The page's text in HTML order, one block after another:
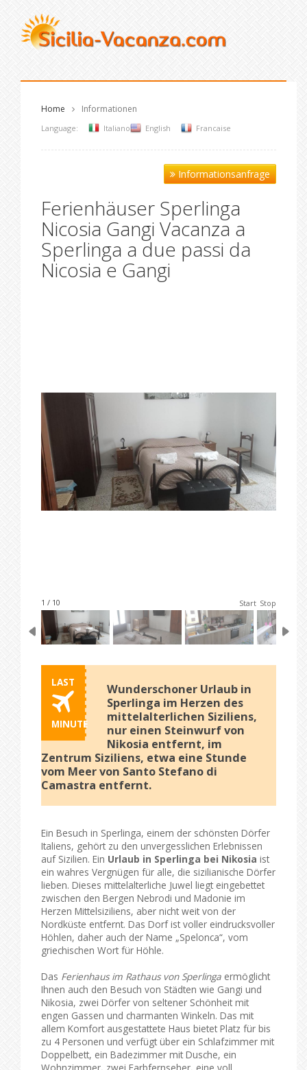
Home Informationen
Language: Italiano English Francaise
Informationsanfrage
Ferienhäuser Sperlinga
Nicosia Gangi Vacanza a
Sperlinga a due passi da
Nicosia e Gangi
1 / 10 Start Stop
LAST
MINUTE
Wunderschoner Urlaub in
Sperlinga im Herzen des
mittelalterlichen Siziliens,
nur einen Steinwurf von
Nikosia entfernt, im
Zentrum Siziliens, etwa eine Stunde
vom Meer von Santo Stefano di
Camastra entfernt.
Ein Besuch in Sperlinga, einem der schönsten Dörfer
Italiens, gehört zu den unvergesslichen Erlebnissen
auf Sizilien. Ein Urlaub in Sperlinga bei Nikosia ist
ein wahres Vergnügen für alle, die sizilianische Dörfer
lieben. Dieses mittelalterliche Juwel liegt eingebettet
zwischen den Bergen Nebrodi und Madonie im
Herzen Mittelsiziliens, aber nicht weit von der
Nordküste entfernt. Das Dorf ist voller eindrucksvoller
Höhlen, daher auch der Name „Spelonca“, vom
griechischen Wort für Höhle.
Das Ferienhaus im Rathaus von Sperlinga ermöglicht
Ihnen auch den Besuch von Städten wie Gangi und
Nikosia, zwei Dörfer von seltener Schönheit mit
engen Gassen und charmanten Winkeln. Das mit
allem Komfort ausgestattete Haus bietet Platz für bis
zu 4 Personen und verfügt über ein Schlafzimmer mit
Doppelbett, ein Badezimmer mit Dusche, ein